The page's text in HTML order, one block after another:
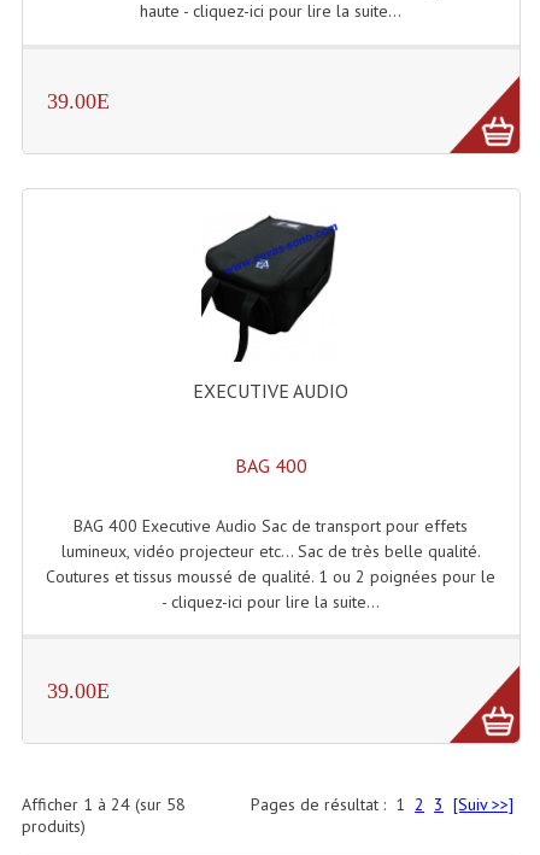
haute - cliquez-ici pour lire la suite...
39.00E
EXECUTIVE AUDIO
BAG 400
BAG 400 Executive Audio Sac de transport pour effets
lumineux, vidéo projecteur etc... Sac de très belle qualité.
Coutures et tissus moussé de qualité. 1 ou 2 poignées pour le
- cliquez-ici pour lire la suite...
39.00E
Pages de résultat : 1 2 3 [Suiv >>]
Afficher 1 à 24(sur 58
produits)